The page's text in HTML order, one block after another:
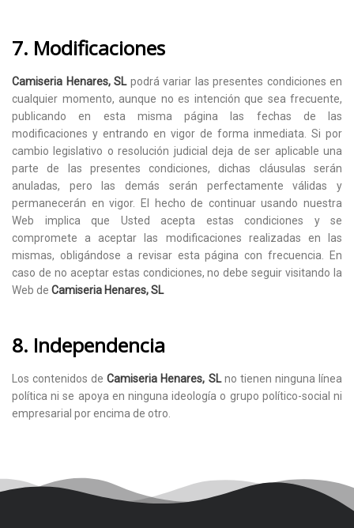
7. Modificaciones
Camiseria Henares, SLpodrá variar las presentes condiciones en
cualquier momento, aunque no es intención que sea frecuente,
publicando en esta misma página las fechas de las
modificaciones y entrando en vigor de forma inmediata. Si por
cambio legislativo o resolución judicial deja de ser aplicable una
parte de las presentes condiciones, dichas cláusulas serán
anuladas, pero las demás serán perfectamente válidas y
permanecerán en vigor. El hecho de continuar usando nuestra
Web implica que Usted acepta estas condiciones y se
compromete a aceptar las modificaciones realizadas en las
mismas, obligándose a revisar esta página con frecuencia. En
caso de no aceptar estas condiciones, no debe seguir visitando la
Web de Camiseria Henares, SL
8. Independencia
Los contenidos deCamiseria Henares, SLno tienen ninguna línea
política ni se apoya en ninguna ideología o grupo político-social ni
empresarial por encima de otro.